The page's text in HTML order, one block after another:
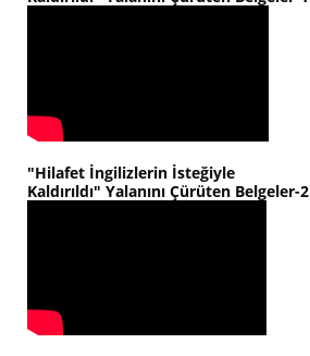
"Hilafet İngilizlerin İsteğiyle
Kaldırıldı" Yalanını Çürüten Belgeler-2